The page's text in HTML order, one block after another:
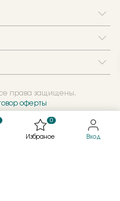
права защищены.
оферты
Избраное
0
Вход